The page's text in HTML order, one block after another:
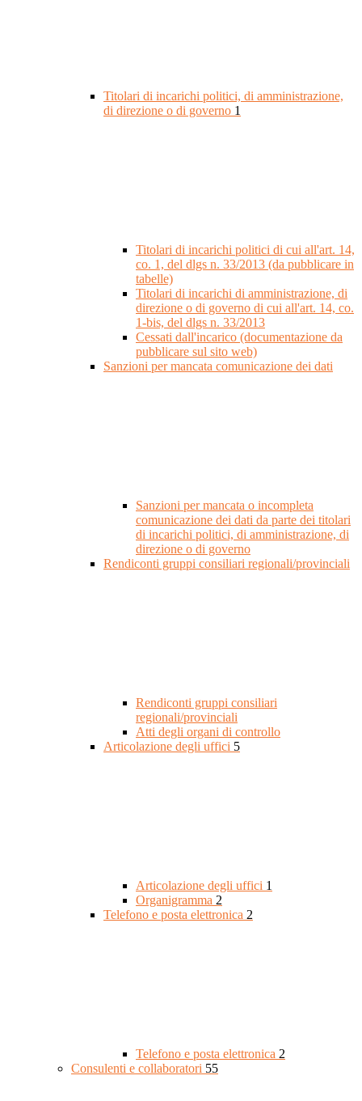
Titolari di incarichi politici, di amministrazione,
di direzione o di governo 1
Titolari di incarichi politici di cui all'art. 14,
co. 1, del dlgs n. 33/2013 (da pubblicare in
tabelle)
Titolari di incarichi di amministrazione, di
direzione o di governo di cui all'art. 14, co.
1-bis, del dlgs n. 33/2013
Cessati dall'incarico (documentazione da
pubblicare sul sito web)
Sanzioni per mancata comunicazione dei dati
Sanzioni per mancata o incompleta
comunicazione dei dati da parte dei titolari
di incarichi politici, di amministrazione, di
direzione o di governo
Rendiconti gruppi consiliari regionali/provinciali
Rendiconti gruppi consiliari
regionali/provinciali
Atti degli organi di controllo
Articolazione degli uffici 5
Articolazione degli uffici 1
Organigramma 2
Telefono e posta elettronica 2
Telefono e posta elettronica 2
Consulenti e collaboratori 55